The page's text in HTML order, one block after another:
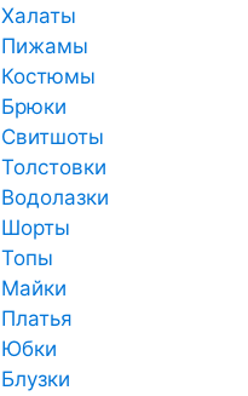
Халаты
Пижамы
Костюмы
Брюки
Свитшоты
Толстовки
Водолазки
Шорты
Топы
Майки
Платья
Юбки
Блузки